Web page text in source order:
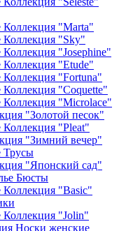
Коллекция "Marta"
Коллекция "Sky"
Коллекция "Josephine"
Коллекция "Etude"
Коллекция "Fortuna"
Коллекция "Coquette"
Коллекция "Microlace"
"Золотой песок"
Коллекция "Pleat"
"Зимний вечер"
Трусы
"Японский сад"
Бюсты
Коллекция "Basic"
Коллекция "Jolin"
Носки женские